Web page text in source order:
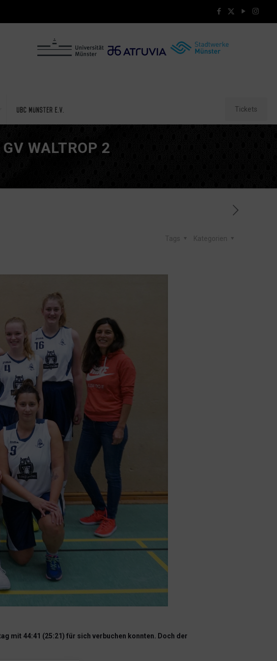
UBC Münster e.V. Tickets
WALTROP 2
Kategorien
Tags
mit 44:41 (25:21) für sich verbuchen konnten. Doch der